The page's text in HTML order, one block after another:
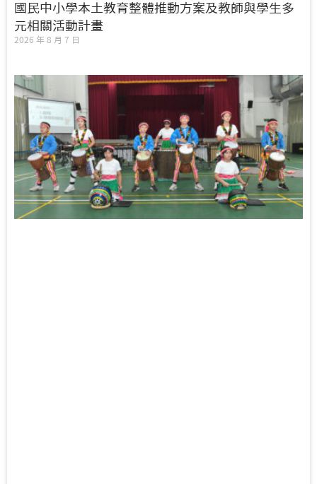
國民中小學本土教育整體推動方案及教師與學生多
元相關活動計畫
2026 年 8 月 7 日